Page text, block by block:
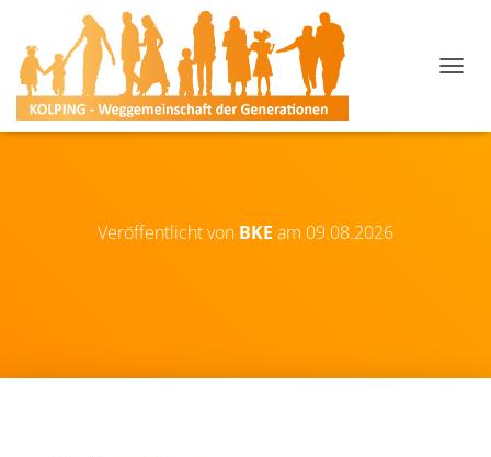
H
Veröffentlicht von BKE am 09.08.2026